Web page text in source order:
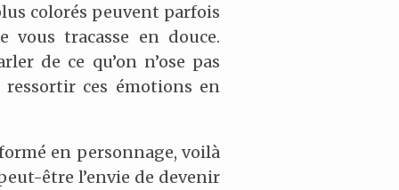
colorés peuvent parfois
tracasse en douce.
de ce qu’on n’ose pas
ces émotions en
en personnage, voilà
être l’envie de devenir